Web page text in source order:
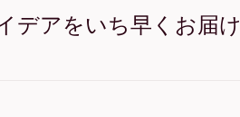
デアをいち早くお届け